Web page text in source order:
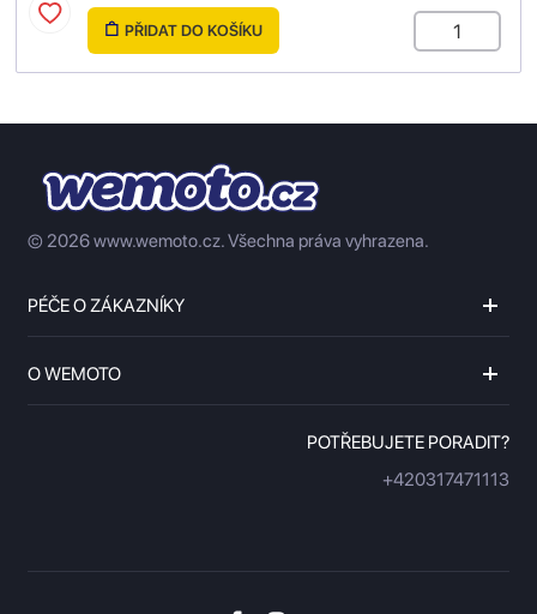
PŘIDAT DO KOŠÍKU
© 2026 www.wemoto.cz.Všechna práva vyhrazena.
PÉČE O ZÁKAZNÍKY
O WEMOTO
POTŘEBUJETE PORADIT?
+420317471113